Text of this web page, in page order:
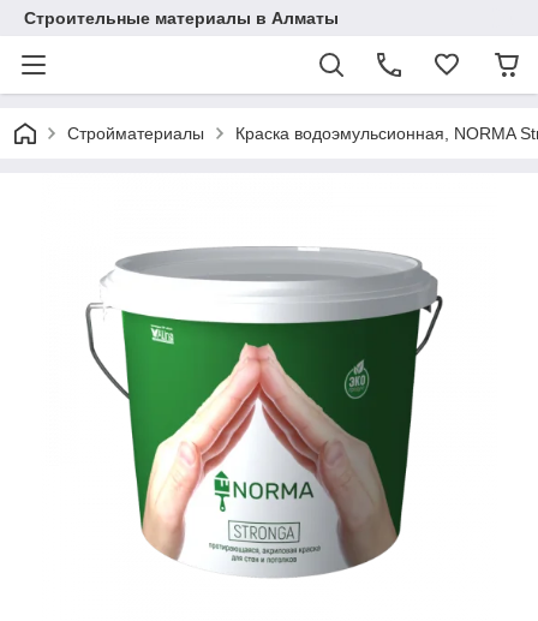
Строительные материалы в Алматы
Стройматериалы Краска водоэмульсионная, NORMA